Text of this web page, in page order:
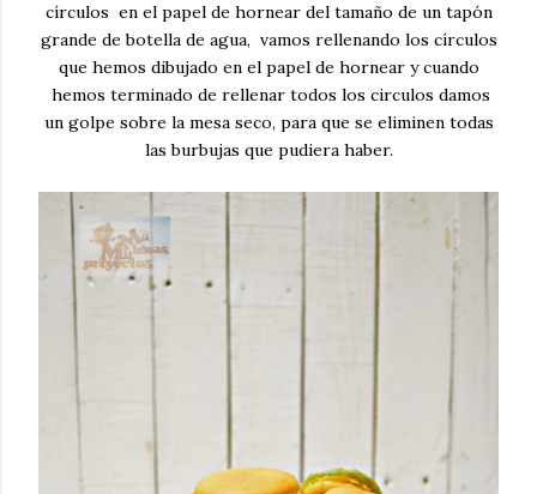
círculos en el papel de hornear del tamaño de un tapón
grande de botella de agua, vamos rellenando los círculos
que hemos dibujado en el papel de hornear y cuando
hemos terminado de rellenar todos los circulos damos
un golpe sobre la mesa seco, para que se eliminen todas
las burbujas que pudiera haber.